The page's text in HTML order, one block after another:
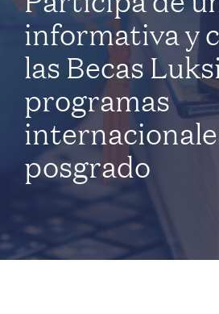
informativa y
las Becas
programas
posgrado